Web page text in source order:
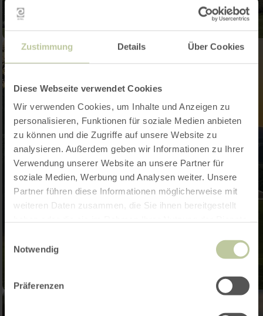
Zustimmung Details Über Cookies
Diese Webseite verwendet Cookies
Wir verwenden Cookies, um Inhalte und Anzeigen zu
personalisieren, Funktionen für soziale Medien anbieten
zu können und die Zugriffe auf unsere Website zu
analysieren. Außerdem geben wir Informationen zu Ihrer
Verwendung unserer Website an unsere Partner für
soziale Medien, Werbung und Analysen weiter. Unsere
Partner führen diese Informationen möglicherweise mit
weiteren Daten zusammen, die Sie ihnen bereitgestellt
Notwendig
Präferenzen